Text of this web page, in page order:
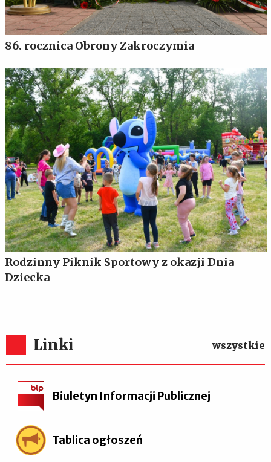
86. rocznica Obrony Zakroczymia
Rodzinny Piknik Sportowy z okazji Dnia
Dziecka
Linki wszystkie
Biuletyn Informacji Publicznej
Tablica ogłoszeń